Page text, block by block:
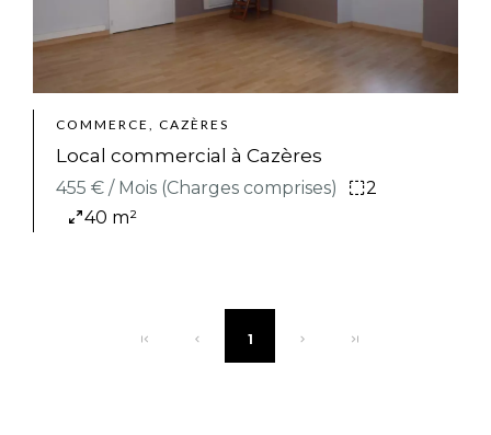
COMMERCE, CAZÈRES
Local commercial à Cazères
455 € / Mois (Charges comprises)
2
40 m²
1